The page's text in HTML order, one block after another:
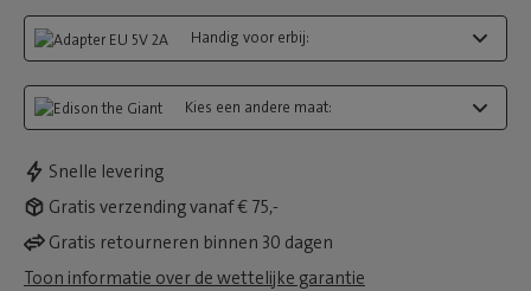
Handig voor erbij:
Kies een andere maat:
Snelle levering
Gratis verzending vanaf € 75,-
Gratis retourneren binnen 30 dagen
Toon informatie over de wettelijke garantie